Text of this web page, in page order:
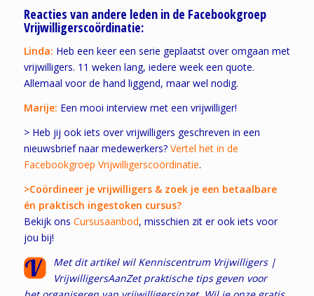
Reacties van andere leden in de Facebookgroep
Vrijwilligerscoördinatie:
Linda: Heb een keer een serie geplaatst over omgaan met
vrijwilligers. 11 weken lang, iedere week een quote.
Allemaal voor de hand liggend, maar wel nodig.
Marije: Een mooi interview met een vrijwilliger!
> Heb jij ook iets over vrijwilligers geschreven in een
nieuwsbrief naar medewerkers? Vertel het in de
Facebookgroep Vrijwilligerscoördinatie.
>Coördineer je vrijwilligers & zoek je een betaalbare
én praktisch ingestoken cursus?
Bekijk ons Cursusaanbod, misschien zit er ook iets voor
jou bij!
Met dit artikel wil Kenniscentrum Vrijwilligers |
VrijwilligersAanZet praktische tips geven voor